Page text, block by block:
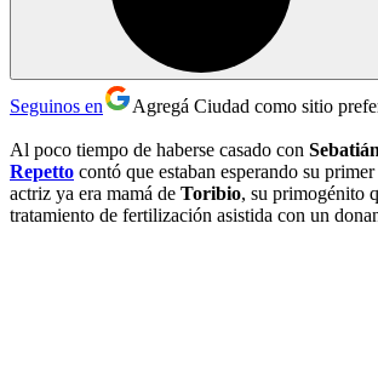
Seguinos en Agregá Ciudad como sitio
Al poco tiempo de haberse casado con
Repetto contó que estaban esperando su
actriz ya era mamá de Toribio, su primogénito
tratamiento de fertilización asistida con un